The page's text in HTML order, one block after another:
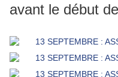
avant le début